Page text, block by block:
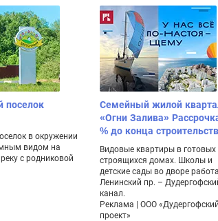
поселок
в окружении
видом на
с родниковой
Семейный жилой
«Огни Залива»
% до конца
Видовые квартиры в готовых
строящихся домах. Школы и
детские сады во дворе
Ленинский пр. –
канал.
Реклама | ООО «Дудергофский
проект»